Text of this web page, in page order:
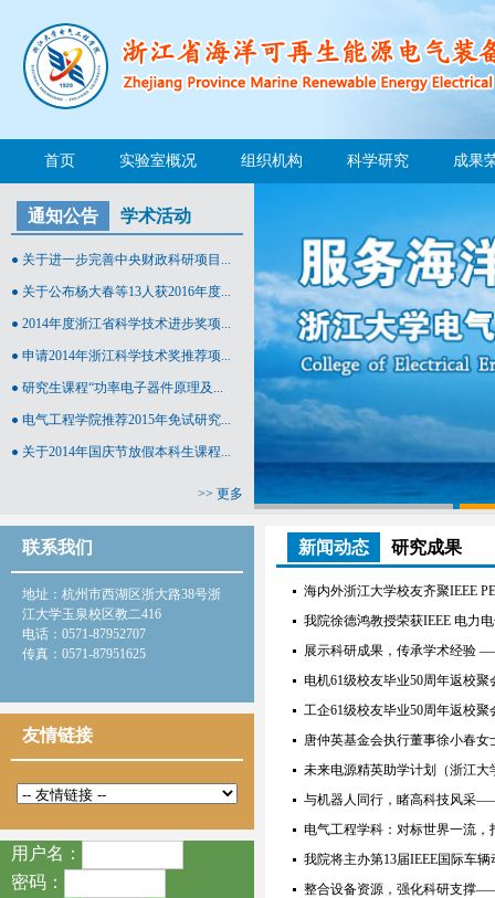
首页 实验室概况 组织机构 科学研究 成果
通知公告 学术活动
关于进一步完善中央财政科研项目...
关于公布杨大春等13人获2016年度...
2014年度浙江省科学技术进步奖项...
申请2014年浙江科学技术奖推荐项...
研究生课程“功率电子器件原理及...
电气工程学院推荐2015年免试研究...
关于2014年国庆节放假本科生课程...
>> 更多
1
联系我们
地址：杭州市西湖区浙大路38号浙
江大学玉泉校区教二416
电话：0571-87952707
传真：0571-87951625
友情链接
用户名：
密码：
新闻动态 研究成果
海内外浙江大学校友齐聚IEEE
我院徐德鸿教授荣获IEEE 电力
展示科研成果，传承学术经验
电机61级校友毕业50周年返校聚
工企61级校友毕业50周年返校聚
唐仲英基金会执行董事徐小春女
未来电源精英助学计划（浙江
与机器人同行，睹高科技风采
电气工程学科：对标世界一流，
我院将主办第13届IEEE国际车
整合设备资源，强化科研支撑